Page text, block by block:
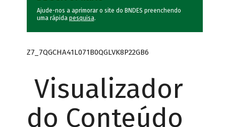
Ajude-nos a aprimorar o site do BNDES preenchendo
uma rápida pesquisa.
Z7_7QGCHA41L071B0QGLVK8P22GB6
Visualizador
do Conteúdo